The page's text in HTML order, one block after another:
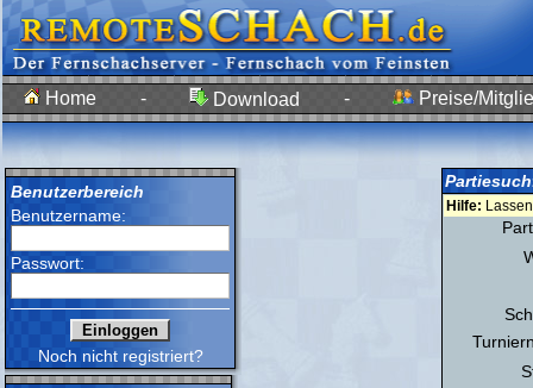
Home - Download - Preise/
Benutzerbereich
Benutzername:
Passwort:
Noch nicht registriert?
Hilfe: